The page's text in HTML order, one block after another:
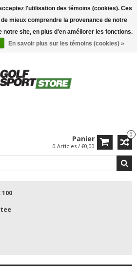
0
Panier
0 Articles / €0,00
l'utilisation des témoins (cookies). Ces
mieux comprendre la provenance de notre
notre site, en plus d'en améliorer les fonctions.
En savoir plus sur les témoins (cookies) »